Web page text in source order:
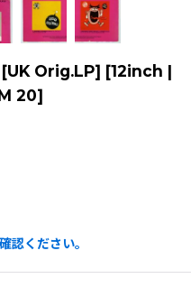
Orig.LP] [12inch |
20]
認ください。